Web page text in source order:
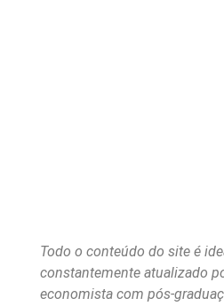
Todo o conteúdo do site é
constantemente atualizado
economista com pós-